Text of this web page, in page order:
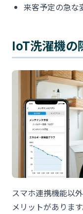
来客予定の急な
IoT洗濯機の
スマホ連携機能以
メリットがありま